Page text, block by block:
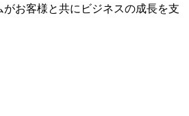
がお客様と共にビジネスの成長を支